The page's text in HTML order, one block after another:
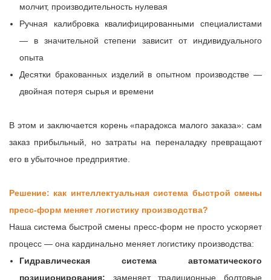
молчит, производительность нулевая
Ручная калибровка квалифицированными специалистами
— в значительной степени зависит от индивидуального
опыта
Десятки бракованных изделий в опытном производстве —
двойная потеря сырья и времени
В этом и заключается корень «парадокса малого заказа»: сам
заказ прибыльный, но затраты на переналадку превращают
его в убыточное предприятие.
Решение: как интеллектуальная система быстрой смены
пресс-форм меняет логистику производства?
Наша система быстрой смены пресс-форм не просто ускоряет
процесс — она кардинально меняет логистику производства:
Гидравлическая система автоматического
позиционирования:
заменяет традиционные болтовые